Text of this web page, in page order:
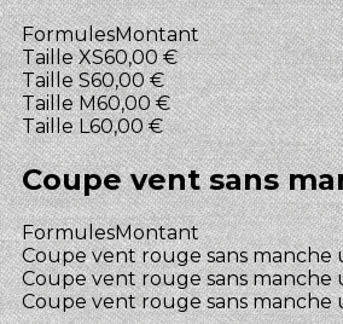
FormulesMontant
Taille XS60,00 €
Taille S60,00 €
Taille M60,00 €
Taille L60,00 €
Coupe vent sans
FormulesMontant
Coupe vent rouge sans manche
Coupe vent rouge sans manche
Coupe vent rouge sans manche